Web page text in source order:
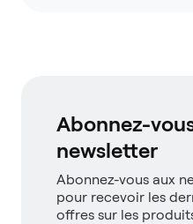
Abonnez-
newsletter
Abonnez-vous aux
pour recevoir les
offres sur les